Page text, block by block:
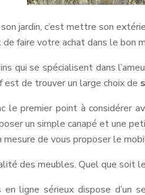
jardin, c’est mettre son
faire votre achat dans le bon
qui se spécialisent dans
de trouver un large choix de
le premier point à considérer
un simple canapé et une
de vous proposer le
des meubles. Quel que soit
en ligne sérieux dispose